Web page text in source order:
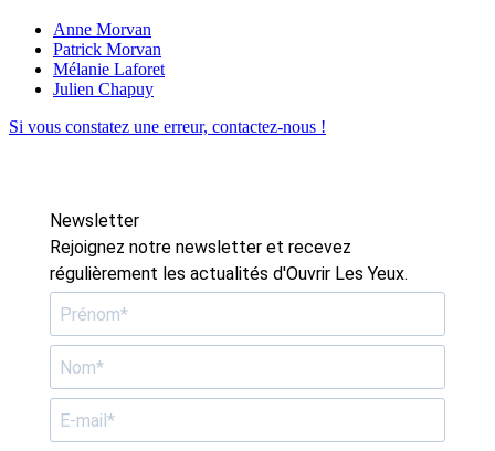
Anne Morvan
Patrick Morvan
Mélanie Laforet
Julien Chapuy
Si vous constatez une erreur, contactez-nous !
Newsletter
Rejoignez notre newsletter et recevez
régulièrement les actualités d'Ouvrir Les Yeux.